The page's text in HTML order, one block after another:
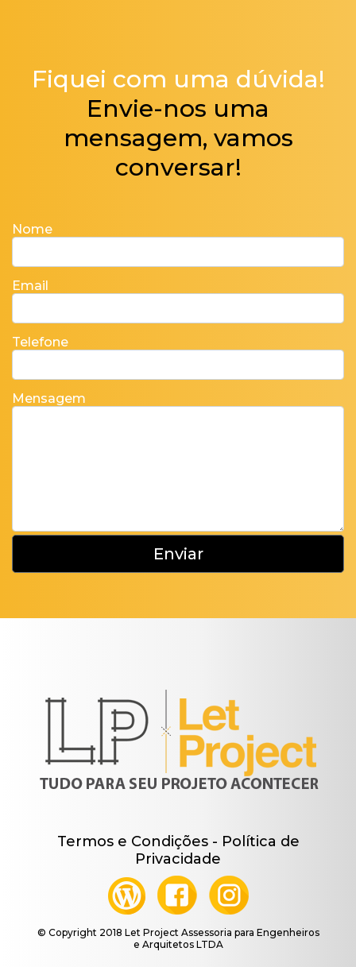
Fiquei com uma dúvida!
Envie-nos uma
mensagem, vamos
conversar!
Nome
Email
Telefone
Mensagem
Enviar
Termos e Condições - Política de
Privacidade
© Copyright 2018 Let Project Assessoria para Engenheiros
e Arquitetos LTDA